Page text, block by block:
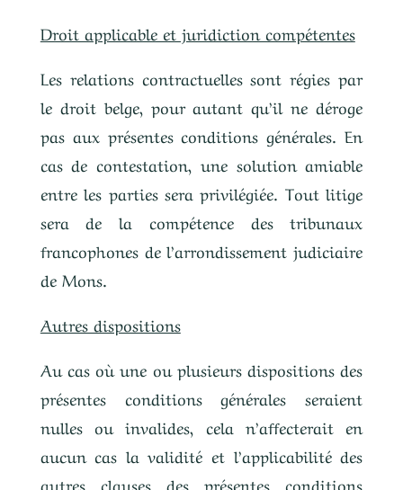
Droit applicable et juridiction compétentes
Les relations contractuelles sont régies par
le droit belge, pour autant qu’il ne déroge
pas aux présentes conditions générales. En
cas de contestation, une solution amiable
entre les parties sera privilégiée. Tout litige
sera de la compétence des tribunaux
francophones de l’arrondissement judiciaire
de Mons.
Autres dispositions
Au cas où une ou plusieurs dispositions des
présentes conditions générales seraient
nulles ou invalides, cela n’affecterait en
aucun cas la validité et l’applicabilité des
autres clauses des présentes conditions